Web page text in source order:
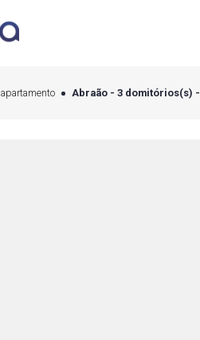
apartamento Abraão - 3 domitórios(s) -